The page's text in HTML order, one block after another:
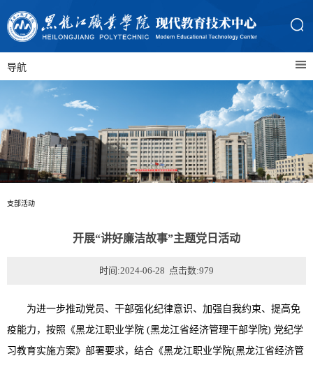
导航
支部活动
开展“讲好廉洁故事”主题党日活动
时间:2024-06-28 点击数:979
为进一步推动党员、干部强化纪律意识、加强自我约束、提高免
疫能力，按照《黑龙江职业学院 (黑龙江省经济管理干部学院) 党纪学
习教育实施方案》部署要求，结合《黑龙江职业学院(黑龙江省经济管